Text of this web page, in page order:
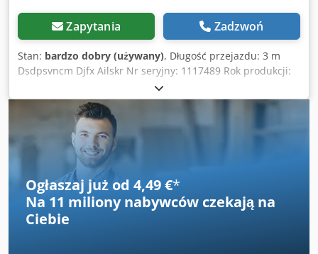
Zapytania Zadzwoń
Stan: bardzo dobry (używany), Długość przejazdu: 3 m
Dsdpsvncm Djfx Ailskr Nr seryjny: 1117489 Rok produkcji:
2012 Waga: 2800kg Do robota FANUC
Ogłaszaj już od 4,49 €*
Na 11 miliony nabywców czekają na
Ciebie